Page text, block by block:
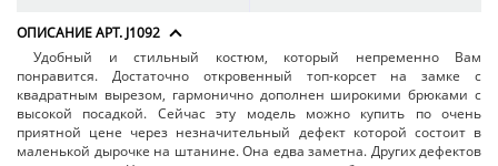
ОПИСАНИЕ АРТ. J1092
Удобный и стильный костюм, который непременно Вам
понравится. Достаточно откровенный топ-корсет на замке с
квадратным вырезом, гармонично дополнен широкими брюками с
высокой посадкой. Сейчас эту модель можно купить по очень
приятной цене через незначительный дефект которой состоит в
маленькой дырочке на штанине. Она едва заметна. Других дефектов